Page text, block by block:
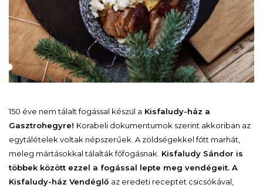
150 éve nem tálalt fogással készül a Kisfaludy-ház a
Gasztrohegyre! Korabeli dokumentumok szerint akkoriban az
egytálételek voltak népszerűek. A zöldségekkel főtt marhát,
meleg mártásokkal tálalták főfogásnak. Kisfaludy Sándor is
többek között ezzel a fogással lepte meg vendégeit. A
Kisfaludy-ház Vendéglő az eredeti receptet csicsókával,